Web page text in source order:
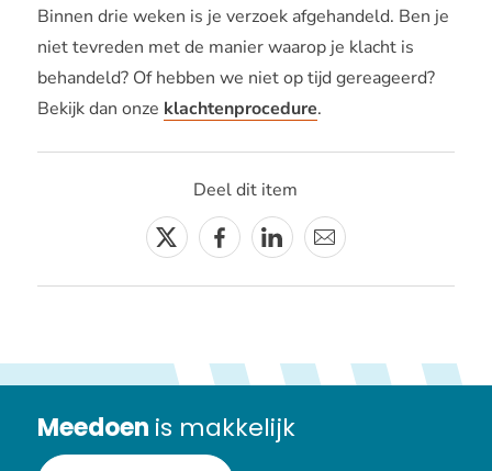
Binnen drie weken is je verzoek afgehandeld. Ben je
niet tevreden met de manier waarop je klacht is
behandeld? Of hebben we niet op tijd gereageerd?
Bekijk dan onze klachtenprocedure.
Deel dit item
TwitterFacebookLinkedin
E-
Meedoen is makkelijk